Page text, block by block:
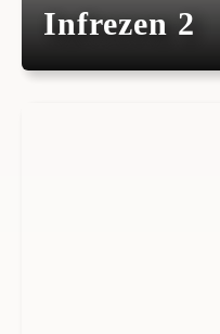
Infrezen 2